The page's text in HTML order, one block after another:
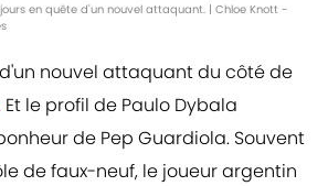
en quête d'un nouvel attaquant. | Chloe Knott -
nouvel attaquant du côté de
Et le profil de Paulo Dybala
de Pep Guardiola. Souvent
de faux-neuf, le joueur argentin